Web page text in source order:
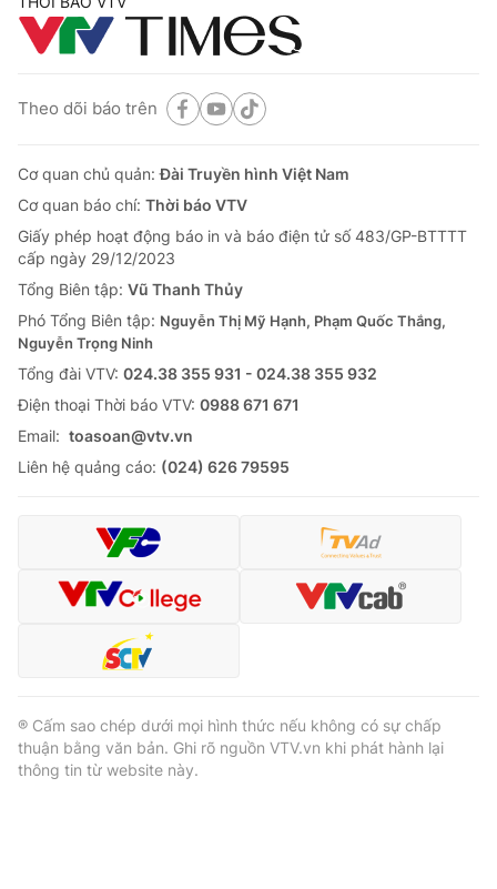
Theo dõi báo trên
Cơ quan chủ quản:Đài Truyền hình Việt Nam
Cơ quan báo chí: Thời báo VTV
Giấy phép hoạt động báo in và báo điện tử số 483/GP-BTTTT
cấp ngày 29/12/2023
Tổng Biên tập: Vũ Thanh Thủy
Phó Tổng Biên tập: Nguyễn Thị Mỹ Hạnh, Phạm Quốc Thắng,
Nguyễn Trọng Ninh
Tổng đài VTV: 024.38 355 931 - 024.38 355 932
Ðiện thoại Thời báo VTV: 0988 671 671
Email: toasoan@vtv.vn
Liên hệ quảng cáo: (024) 626 79595
® Cấm sao chép dưới mọi hình thức nếu không có sự chấp
thuận bằng văn bản. Ghi rõ nguồn VTV.vn khi phát hành lại
thông tin từ website này.